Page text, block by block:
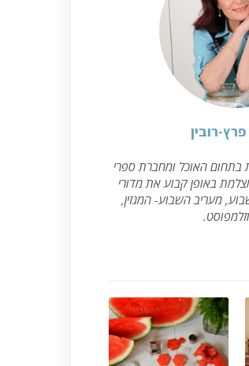
רובין
בתחום האוכל ומחברת ספרי
באופן קבוע את מדורי
מעריב השבוע- המגזין,